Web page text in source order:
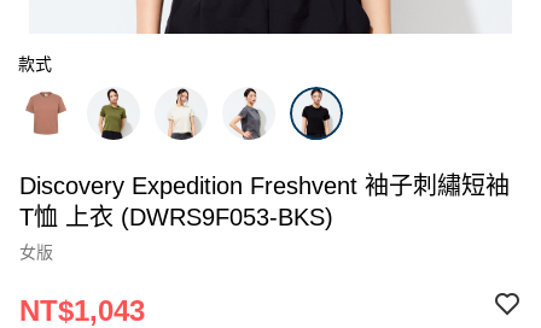
款式
Discovery Expedition Freshvent 袖子刺繡短袖
T恤 上衣 (DWRS9F053-BKS)
女版
NT$1,043